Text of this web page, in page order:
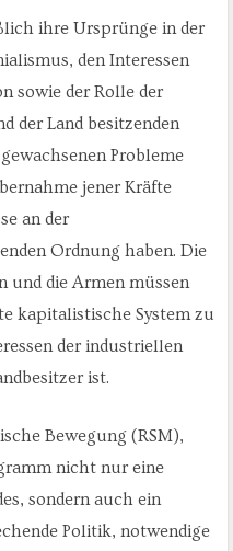
ihre Ursprünge in der
den Interessen
sowie der Rolle der
der Land besitzenden
Probleme
jener Kräfte
an der
Ordnung haben. Die
und die Armen müssen
kapitalistische System zu
der industriellen
ist.
Bewegung (RSM),
nicht nur eine
sondern auch ein
Politik, notwendige